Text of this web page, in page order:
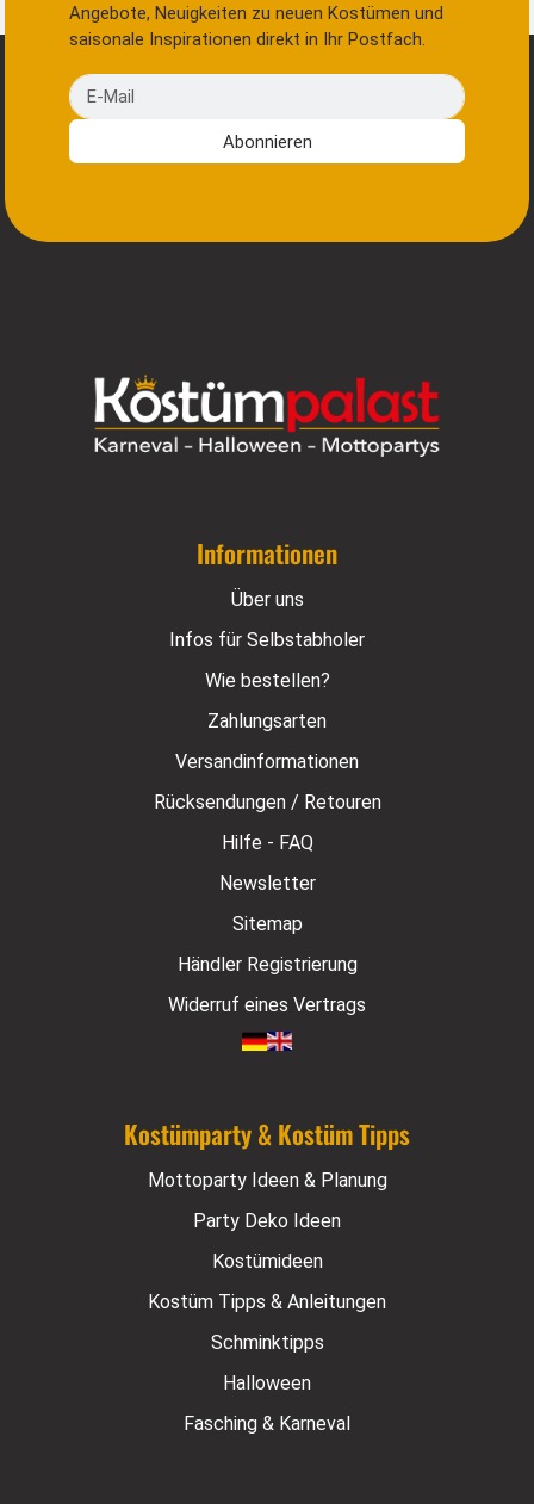
Angebote, Neuigkeiten zu neuen Kostümen und
saisonale Inspirationen direkt in Ihr Postfach.
E-Mail
Abonnieren
Informationen
Über uns
Infos für Selbstabholer
Wie bestellen?
Zahlungsarten
Versandinformationen
Rücksendungen / Retouren
Hilfe - FAQ
Newsletter
Sitemap
Händler Registrierung
Widerruf eines Vertrags
Kostümparty & Kostüm Tipps
Mottoparty Ideen & Planung
Party Deko Ideen
Kostümideen
Kostüm Tipps & Anleitungen
Schminktipps
Halloween
Fasching & Karneval